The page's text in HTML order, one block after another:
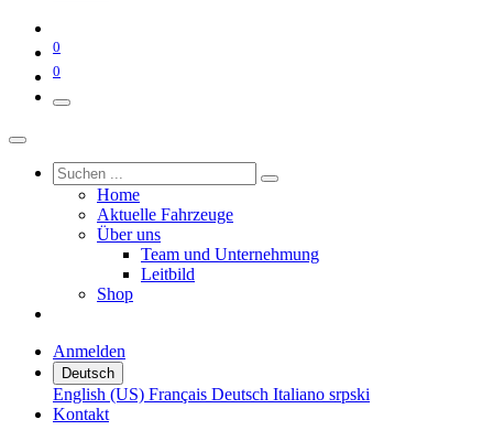
0
0
Home
Aktuelle Fahrzeuge
Über uns
Team und Unternehmung
Leitbild
Shop
Anmelden
Deutsch
English (US) Français Deutsch Italiano srpski
Kontakt